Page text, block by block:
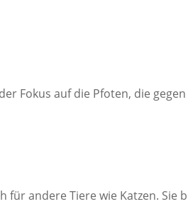
Fokus auf die Pfoten, die
andere Tiere wie Katzen.